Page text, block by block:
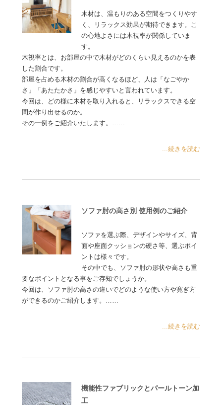
木材は、温もりのある空間をつくりやす
く、リラックス効果が期待できます。こ
の心地よさには木視率が関係していま
す。
木視率とは、お部屋の中で木材がどのくらい見えるのかを表
した割合です。
部屋を占める木材の割合が高くなるほど、人は「なごやか
さ」「あたたかさ」を感じやすいと言われています。
今回は、どの様に木材を取り入れると、リラックスできる空
間が作り出せるのか。
その一例をご紹介いたします。……
...続きを読む
ソファ肘の高さ別 使用例のご紹介
ソファを選ぶ際、デザインやサイズ、背
面や座面クッションの硬さ等、選ぶポイ
ントは様々です。
その中でも、ソファ肘の形状や高さも重
要なポイントとなる事をご存知でしょうか。
今回は、ソファ肘の高さの違いでどのような使い方や寛ぎ方
ができるのかご紹介します。……
...続きを読む
機能性ファブリックとパールトーン加
工